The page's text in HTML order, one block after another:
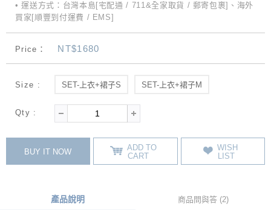
• 運送方式：台灣本島[宅配通 / 711&全家取貨 / 郵寄包裹]、海外
買家[順豐到付運費 / EMS]
Price： NT$1680
Size : SET-上衣+裙子S SET-上衣+裙子M
Qty :
BUY IT NOW
ADD TO
CART
WISH
LIST
產品說明 商品問與答 (2)